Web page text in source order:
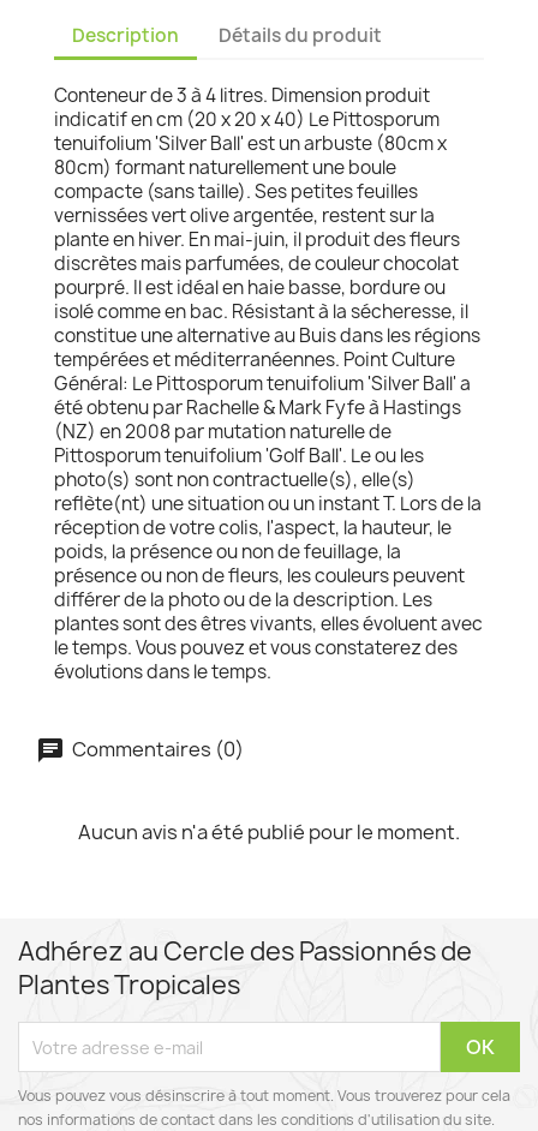
Description Détails du produit
Conteneur de 3 à 4 litres. Dimension produit
indicatif en cm (20 x 20 x 40) Le Pittosporum
tenuifolium 'Silver Ball' est un arbuste (80cm x
80cm) formant naturellement une boule
compacte (sans taille). Ses petites feuilles
vernissées vert olive argentée, restent sur la
plante en hiver. En mai-juin, il produit des fleurs
discrètes mais parfumées, de couleur chocolat
pourpré. Il est idéal en haie basse, bordure ou
isolé comme en bac. Résistant à la sécheresse, il
constitue une alternative au Buis dans les régions
tempérées et méditerranéennes. Point Culture
Général: Le Pittosporum tenuifolium 'Silver Ball' a
été obtenu par Rachelle & Mark Fyfe à Hastings
(NZ) en 2008 par mutation naturelle de
Pittosporum tenuifolium 'Golf Ball'. Le ou les
photo(s) sont non contractuelle(s), elle(s)
reflète(nt) une situation ou un instant T. Lors de la
réception de votre colis, l'aspect, la hauteur, le
poids, la présence ou non de feuillage, la
présence ou non de fleurs, les couleurs peuvent
différer de la photo ou de la description. Les
plantes sont des êtres vivants, elles évoluent avec
le temps. Vous pouvez et vous constaterez des
évolutions dans le temps.
Commentaires (0)
Aucun avis n'a été publié pour le moment.
Adhérez au Cercle des Passionnés de
Plantes Tropicales
Vous pouvez vous désinscrire à tout moment. Vous trouverez pour cela
nos informations de contact dans les conditions d'utilisation du site.